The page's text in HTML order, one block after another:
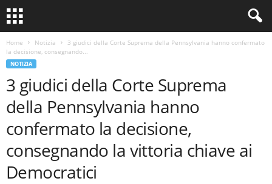
Home Notizia
3 giudici della Corte Suprema della Pennsylvania hanno confermato
la decisione, consegnando...
NOTIZIA
3 giudici della Corte Suprema
della Pennsylvania hanno
confermato la decisione,
consegnando la vittoria chiave ai
Democratici